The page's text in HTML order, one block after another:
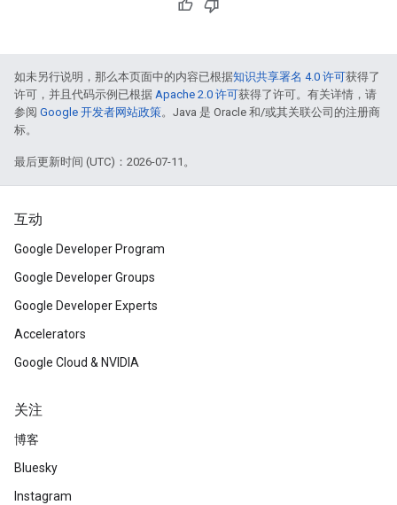
如未另行说明，那么本页面中的内容已根据知识共享署名 4.0 许可获得了
许可，并且代码示例已根据 Apache 2.0 许可获得了许可。有关详情，请
参阅 Google 开发者网站政策。Java 是 Oracle 和/或其关联公司的注册商
标。
最后更新时间 (UTC)：2026-07-11。
互动
Google Developer Program
Google Developer Groups
Google Developer Experts
Accelerators
Google Cloud & NVIDIA
关注
博客
Bluesky
Instagram